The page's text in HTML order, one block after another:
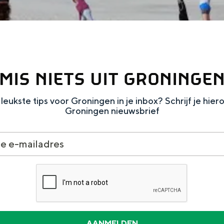
NIETS UIT
tips voor Groningen in je inbox? Schrijf je
Groningen nieuwsbrief